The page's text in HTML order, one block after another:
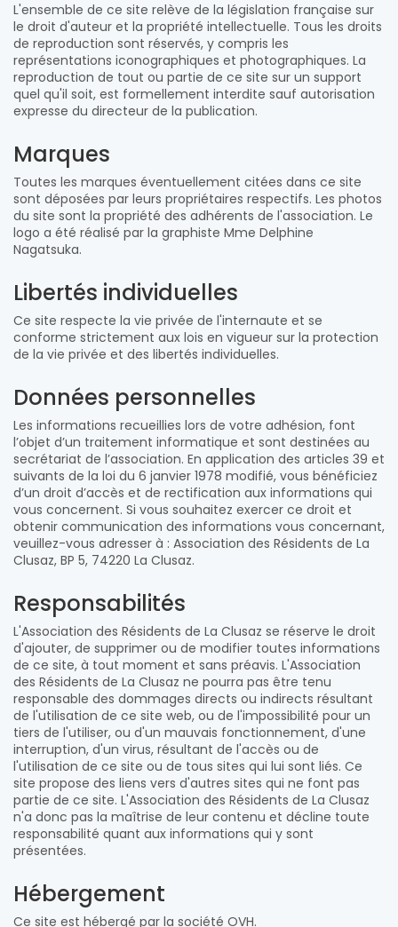
L'ensemble de ce site relève de la législation française sur
le droit d'auteur et la propriété intellectuelle. Tous les droits
de reproduction sont réservés, y compris les
représentations iconographiques et photographiques. La
reproduction de tout ou partie de ce site sur un support
quel qu'il soit, est formellement interdite sauf autorisation
expresse du directeur de la publication.
Marques
Toutes les marques éventuellement citées dans ce site
sont déposées par leurs propriétaires respectifs. Les photos
du site sont la propriété des adhérents de l'association. Le
logo a été réalisé par la graphiste Mme Delphine
Nagatsuka.
Libertés individuelles
Ce site respecte la vie privée de l'internaute et se
conforme strictement aux lois en vigueur sur la protection
de la vie privée et des libertés individuelles.
Données personnelles
Les informations recueillies lors de votre adhésion, font
l’objet d’un traitement informatique et sont destinées au
secrétariat de l’association. En application des articles 39 et
suivants de la loi du 6 janvier 1978 modifié, vous bénéficiez
d’un droit d’accès et de rectification aux informations qui
vous concernent. Si vous souhaitez exercer ce droit et
obtenir communication des informations vous concernant,
veuillez-vous adresser à : Association des Résidents de La
Clusaz, BP 5, 74220 La Clusaz.
Responsabilités
L'Association des Résidents de La Clusaz se réserve le droit
d'ajouter, de supprimer ou de modifier toutes informations
de ce site, à tout moment et sans préavis. L'Association
des Résidents de La Clusaz ne pourra pas être tenu
responsable des dommages directs ou indirects résultant
de l'utilisation de ce site web, ou de l'impossibilité pour un
tiers de l'utiliser, ou d'un mauvais fonctionnement, d'une
interruption, d'un virus, résultant de l'accès ou de
l'utilisation de ce site ou de tous sites qui lui sont liés. Ce
site propose des liens vers d'autres sites qui ne font pas
partie de ce site. L'Association des Résidents de La Clusaz
n'a donc pas la maîtrise de leur contenu et décline toute
responsabilité quant aux informations qui y sont
présentées.
Hébergement
Ce site est hébergé par la société OVH.